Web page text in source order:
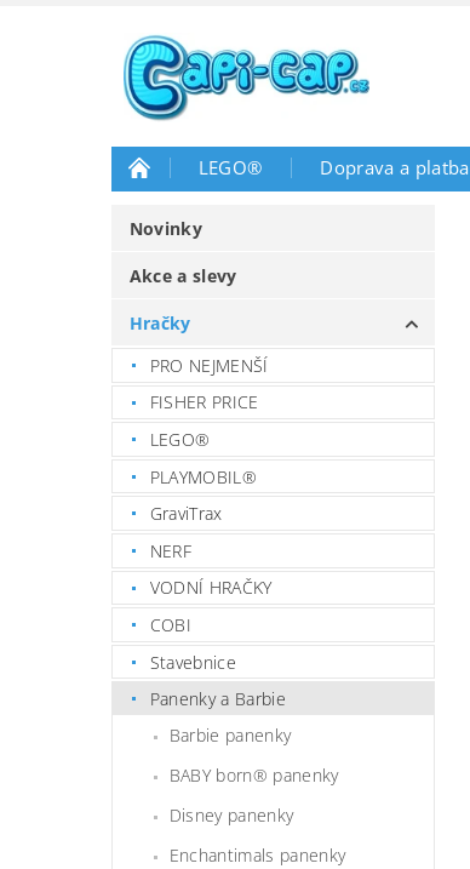
LEGO® Doprava a platba
Novinky
Akce a slevy
Hračky
PRO NEJMENŠÍ
FISHER PRICE
LEGO®
PLAYMOBIL®
GraviTrax
NERF
VODNÍ HRAČKY
COBI
Stavebnice
Panenky a Barbie
Barbie panenky
BABY born® panenky
Disney panenky
Enchantimals panenky